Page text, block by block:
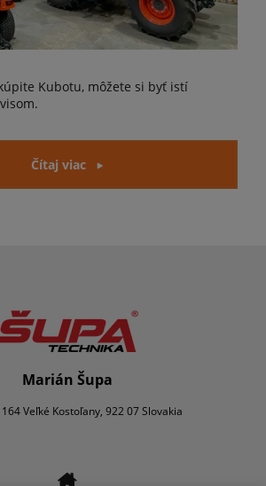
Kubotu, môžete si byť istí
Čítaj viac
Marián Šupa
164 Veľké Kostoľany, 922 07 Slovakia